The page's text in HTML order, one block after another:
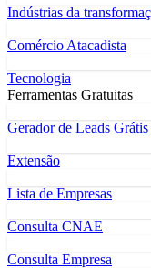
Indústrias da
Comércio Atacadista
Tecnologia
Ferramentas Gratuitas
Gerador de Leads Grátis
Extensão
Lista de Empresas
Consulta CNAE
Consulta Empresa